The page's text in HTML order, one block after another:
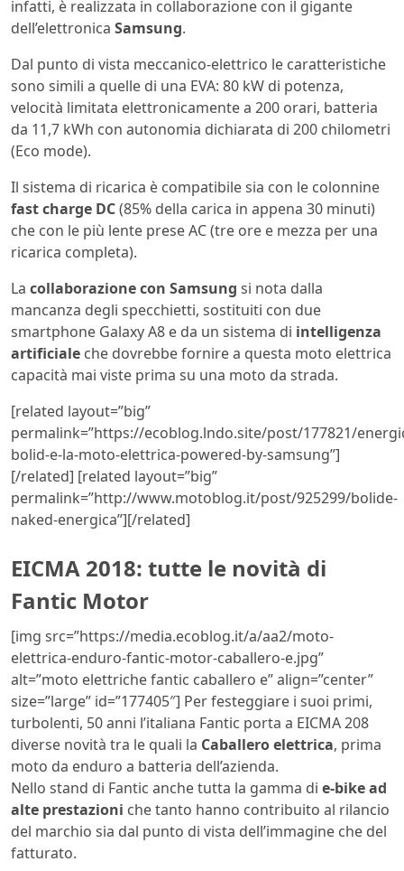
infatti, è realizzata in collaborazione con il gigante
dell’elettronica Samsung.
Dal punto di vista meccanico-elettrico le caratteristiche
sono simili a quelle di una EVA: 80 kW di potenza,
velocità limitata elettronicamente a 200 orari, batteria
da 11,7 kWh con autonomia dichiarata di 200 chilometri
(Eco mode).
Il sistema di ricarica è compatibile sia con le colonnine
fast charge DC(85% della carica in appena 30 minuti)
che con le più lente prese AC (tre ore e mezza per una
ricarica completa).
La collaborazione con Samsung si nota dalla
mancanza degli specchietti, sostituiti con due
smartphone Galaxy A8 e da un sistema di intelligenza
artificiale che dovrebbe fornire a questa moto elettrica
capacità mai viste prima su una moto da strada.
[related layout=”big”
permalink=”https://ecoblog.lndo.site/post/177821/
bolid-e-la-moto-elettrica-powered-by-samsung”]
[/related] [related layout=”big”
permalink=”http://www.motoblog.it/post/925299/bolide-
naked-energica”][/related]
EICMA 2018: tutte le novità di
Fantic Motor
[img src=”https://media.ecoblog.it/a/aa2/moto-
elettrica-enduro-fantic-motor-caballero-e.jpg”
alt=”moto elettriche fantic caballero e” align=”center”
size=”large” id=”177405″] Per festeggiare i suoi primi,
turbolenti, 50 anni l’italiana Fantic porta a EICMA 208
diverse novità tra le quali la Caballero elettrica, prima
moto da enduro a batteria dell’azienda.
Nello stand di Fantic anche tutta la gamma di e-bike ad
alte prestazioni che tanto hanno contribuito al rilancio
del marchio sia dal punto di vista dell’immagine che del
fatturato.